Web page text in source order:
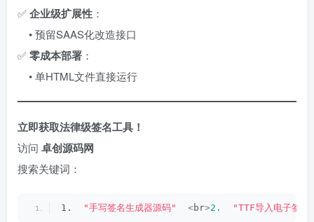
✅ ​企业级扩展性 ：
• 预留SAAS化改造接口
✅ ​零成本部署 ：
• 单HTML文件直接运行
立即获取法律级签名工具！​
访问 ​ 卓创源码网
搜索关键词：
1. "手写签名生成器源码" <br>2. "TTF导入电子签名